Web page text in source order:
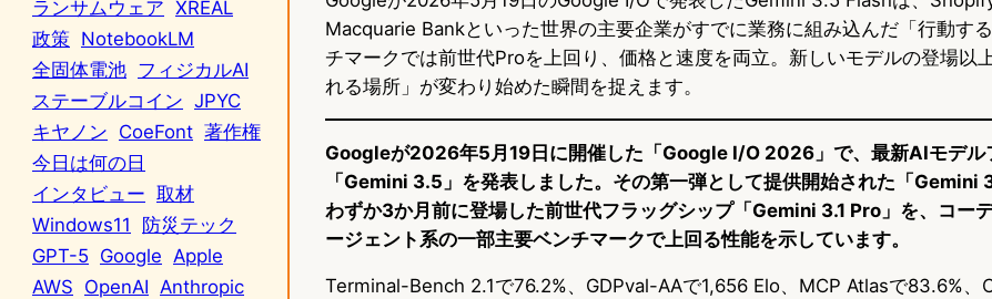
ランサムウェア XREAL
政策 NotebookLM
全固体電池 フィジカルAI
ステーブルコイン JPYC
キヤノン CoeFont 著作権
今日は何の日
インタビュー 取材
Windows11
防災テック
GPT-5 Google Apple
AWS OpenAI Anthropic
Macquarie Bankといった世界の主要企業がすでに業務に組み込んだ「行動す
チマークでは前世代Proを上回り、価格と速度を両立。新しいモデルの登場以
れる場所」が変わり始めた瞬間を捉えます。
Googleが2026年5月19日に開催した「Google I/O 2026」で、最新AIモデル
「Gemini 3.5」を発表しました。その第一弾として提供開始された「Gemini
わずか3か月前に登場した前世代フラッグシップ「Gemini 3.1 Pro」を、コー
ージェント系の一部主要ベンチマークで上回る性能を示しています。
Terminal-Bench 2.1で76.2%、GDPval-AAで1,656 Elo、MCP Atlasで83.6%、